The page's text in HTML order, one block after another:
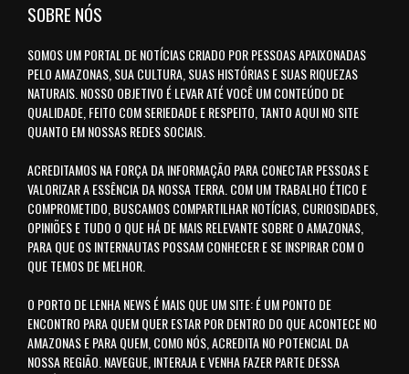
SOBRE NÓS
SOMOS UM PORTAL DE NOTÍCIAS CRIADO POR PESSOAS APAIXONADAS
PELO AMAZONAS, SUA CULTURA, SUAS HISTÓRIAS E SUAS RIQUEZAS
NATURAIS. NOSSO OBJETIVO É LEVAR ATÉ VOCÊ UM CONTEÚDO DE
QUALIDADE, FEITO COM SERIEDADE E RESPEITO, TANTO AQUI NO SITE
QUANTO EM NOSSAS REDES SOCIAIS.
ACREDITAMOS NA FORÇA DA INFORMAÇÃO PARA CONECTAR PESSOAS E
VALORIZAR A ESSÊNCIA DA NOSSA TERRA. COM UM TRABALHO ÉTICO E
COMPROMETIDO, BUSCAMOS COMPARTILHAR NOTÍCIAS, CURIOSIDADES,
OPINIÕES E TUDO O QUE HÁ DE MAIS RELEVANTE SOBRE O AMAZONAS,
PARA QUE OS INTERNAUTAS POSSAM CONHECER E SE INSPIRAR COM O
QUE TEMOS DE MELHOR.
O PORTO DE LENHA NEWS É MAIS QUE UM SITE: É UM PONTO DE
ENCONTRO PARA QUEM QUER ESTAR POR DENTRO DO QUE ACONTECE NO
AMAZONAS E PARA QUEM, COMO NÓS, ACREDITA NO POTENCIAL DA
NOSSA REGIÃO. NAVEGUE, INTERAJA E VENHA FAZER PARTE DESSA